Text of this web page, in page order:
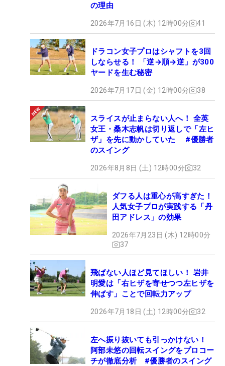
の理由
2026年7月16日 (木) 12時00分 41
ドラコン女子プロはシャフトを3回
しならせる！ 「逆→順→逆」が300
ヤードを生む秘密
2026年7月17日 (金) 12時00分 38
スライスが止まらない人へ！ 全英
女王・桑木志帆は切り返しで「左ヒ
ザ」を先に動かしていた #優勝者
のスイング
2026年8月8日 (土) 12時00分 32
ダフる人は重心が高すぎた！
人気女子プロが実践する「丹
田アドレス」の効果
2026年7月23日 (木) 12時00分
37
飛ばない人ほど見てほしい！ 岩井
明愛は「右ヒザを寄せつつ左ヒザを
伸ばす」ことで回転力アップ
2026年7月18日 (土) 12時00分 32
左へ振り抜いても引っかけない！
阿部未悠の回転スイングをプロコー
チが徹底分析 #優勝者のスイング